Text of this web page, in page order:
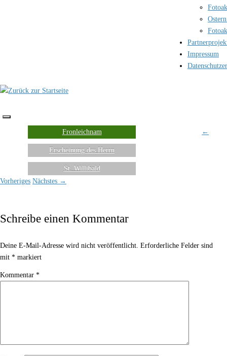
Impressum
Fronleichnam
Erscheinung des Herrn
St. Willibald
←
Vorheriges Nächstes →
Schreibe einen Kommentar
Deine E-Mail-Adresse wird nicht veröffentlicht. Erforderliche Felder sind
mit * markiert
Kommentar *